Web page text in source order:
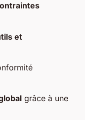
et
grâce à une